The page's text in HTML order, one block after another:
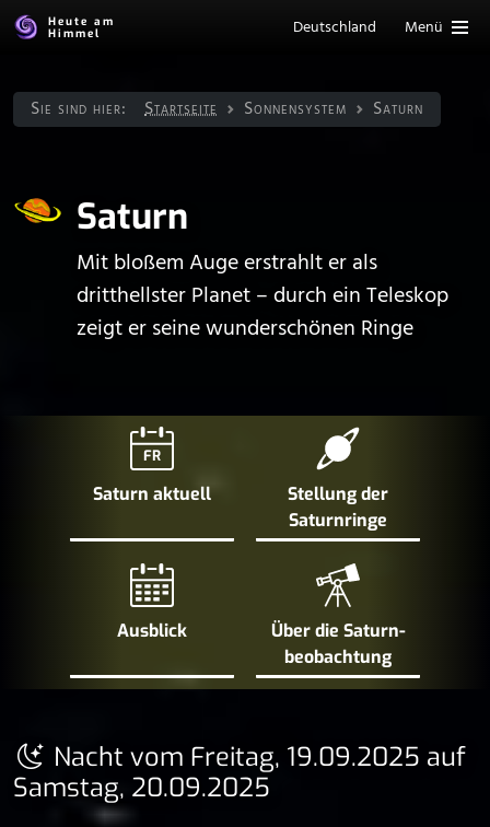
Heute am
Himmel
Deutschland Menü
Sie sind hier: Startseite Sonnen­system Saturn
Saturn
Mit bloßem Auge erstrahlt er als
dritthellster Planet – durch ein Teleskop
zeigt er seine wunderschönen Ringe
FR
Saturn aktuell
Stellung der
Saturn­ringe
Ausblick
Über die Saturn­
beobachtung
Nacht vom Freitag, 19.09.2025 auf
Samstag, 20.09.2025